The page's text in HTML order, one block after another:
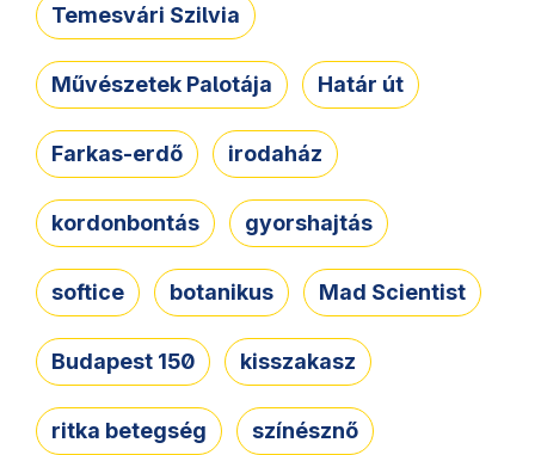
Temesvári Szilvia
Művészetek Palotája Határ út
Farkas-erdő irodaház
kordonbontás gyorshajtás
softice botanikus Mad Scientist
Budapest 150 kisszakasz
ritka betegség színésznő